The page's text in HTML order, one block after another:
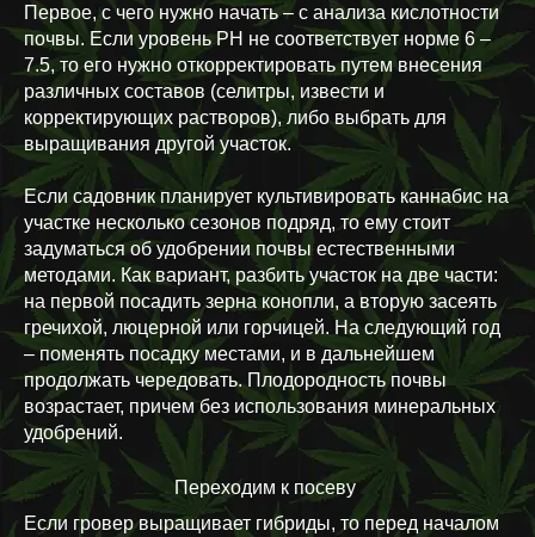
Первое, с чего нужно начать – с анализа кислотности
почвы. Если уровень PH не соответствует норме 6 –
7.5, то его нужно откорректировать путем внесения
различных составов (селитры, извести и
корректирующих растворов), либо выбрать для
выращивания другой участок.
Если садовник планирует культивировать каннабис на
участке несколько сезонов подряд, то ему стоит
задуматься об удобрении почвы естественными
методами. Как вариант, разбить участок на две части:
на первой посадить зерна конопли, а вторую засеять
гречихой, люцерной или горчицей. На следующий год
– поменять посадку местами, и в дальнейшем
продолжать чередовать. Плодородность почвы
возрастает, причем без использования минеральных
удобрений.
Переходим к посеву
Если гровер выращивает гибриды, то перед началом